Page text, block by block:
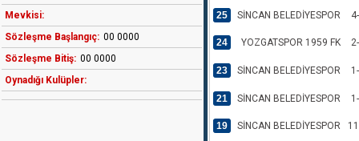
Mevkisi:
Sözleşme Başlangıç: 00 0000
Sözleşme Bitiş: 00 0000
Oynadığı Kulüpler:
25 SİNCAN BELEDİYESPOR
24 YOZGATSPOR 1959 FK
23 SİNCAN BELEDİYESPOR
21 SİNCAN BELEDİYESPOR
19 SİNCAN BELEDİYESPOR